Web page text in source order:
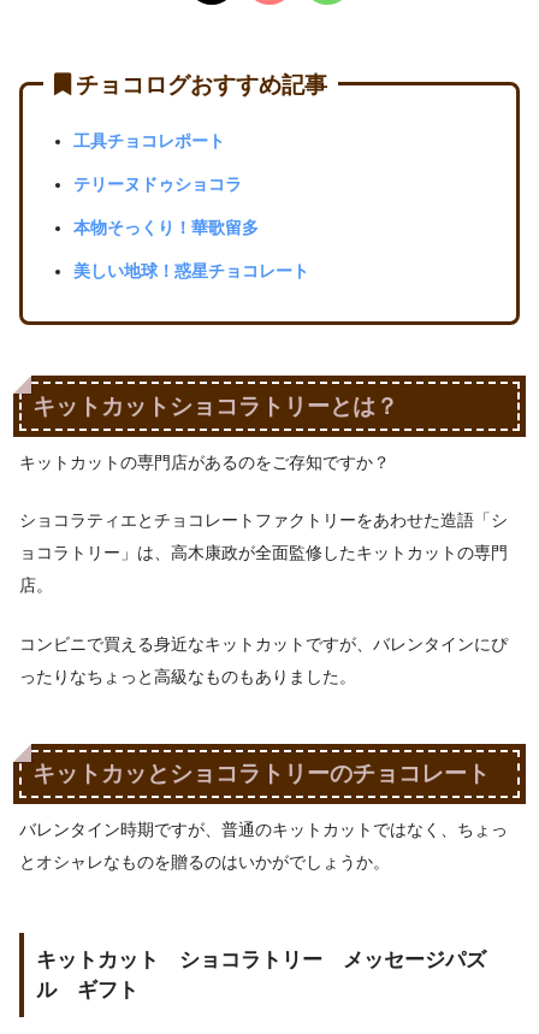
チョコログおすすめ記事
工具チョコレポート
テリーヌドゥショコラ
本物そっくり！華歌留多
美しい地球！惑星チョコレート
キットカットショコラトリーとは？
キットカットの専門店があるのをご存知ですか？
ショコラティエとチョコレートファクトリーをあわせた造語「シ
ョコラトリー」は、高木康政が全面監修したキットカットの専門
店。
コンビニで買える身近なキットカットですが、バレンタインにぴ
ったりなちょっと高級なものもありました。
キットカッとショコラトリーのチョコレート
バレンタイン時期ですが、普通のキットカットではなく、ちょっ
とオシャレなものを贈るのはいかがでしょうか。
キットカット ショコラトリー メッセージパズ
ル ギフト